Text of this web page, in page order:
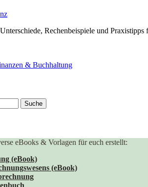
Rechenbeispiele und
& Buchhaltung
eBooks & Vorlagen für euch erstellt:
(eBook)
(eBook)